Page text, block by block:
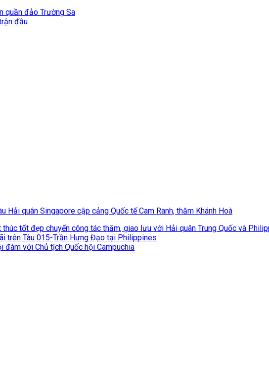
quần đảo Trường Sa
đầu
Hải quân Singapore cập cảng Quốc tế Cam Ranh, thăm Khánh Hoà
tốt đẹp chuyến công tác thăm, giao lưu với Hải quân Trung Quốc và
trên Tàu 015-Trần Hưng Đạo tại Philippines
đàm với Chủ tịch Quốc hội Campuchia